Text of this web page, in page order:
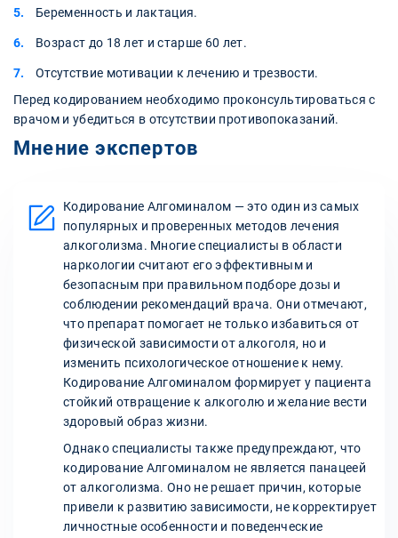
Беременность и лактация.
Возраст до 18 лет и старше 60 лет.
Отсутствие мотивации к лечению и трезвости.
Перед кодированием необходимо проконсультироваться с
врачом и убедиться в отсутствии противопоказаний.
Мнение экспертов
Кодирование Алгоминалом — это один из самых
популярных и проверенных методов лечения
алкоголизма. Многие специалисты в области
наркологии считают его эффективным и
безопасным при правильном подборе дозы и
соблюдении рекомендаций врача. Они отмечают,
что препарат помогает не только избавиться от
физической зависимости от алкоголя, но и
изменить психологическое отношение к нему.
Кодирование Алгоминалом формирует у пациента
стойкий отвращение к алкоголю и желание вести
здоровый образ жизни.
Однако специалисты также предупреждают, что
кодирование Алгоминалом не является панацеей
от алкоголизма. Оно не решает причин, которые
привели к развитию зависимости, не корректирует
личностные особенности и поведенческие